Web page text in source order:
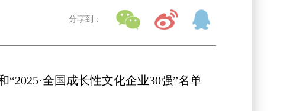
分享到：
全国成长性文化企业30强”名单